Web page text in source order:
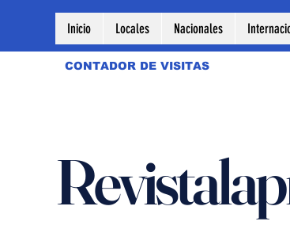
Inicio Locales Nacionales
CONTADOR DE VISITAS